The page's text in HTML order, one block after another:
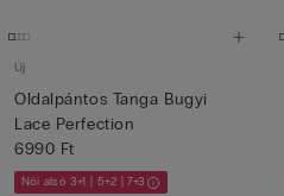
Új
Oldalpántos Tanga Bugyi
Lace Perfection
6990 Ft
Női alsó 3+1 | 5+2 | 7+3